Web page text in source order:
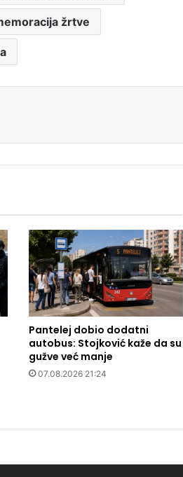
žrtve
Pantelej dobio dodatni
autobus: Stojković kaže da su
gužve već manje
07.08.2026 21:24